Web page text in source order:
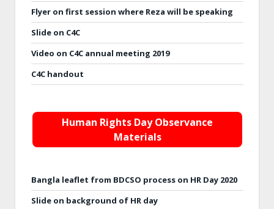
Flyer on first session where Reza will be speaking
Slide on C4C
Video on C4C annual meeting 2019
C4C handout
Human Rights Day Observance
Materials
Bangla leaflet from BDCSO process on HR Day 2020
Slide on background of HR day